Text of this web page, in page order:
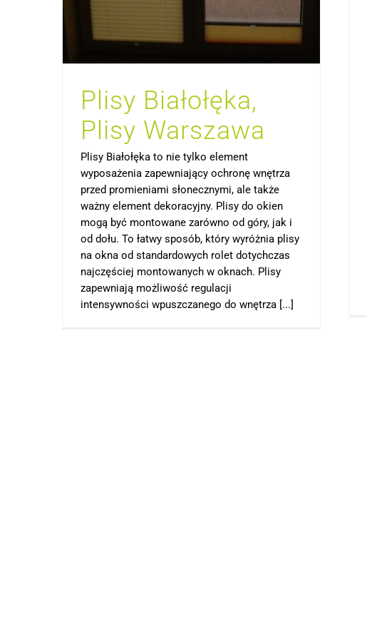
Plisy Białołęka,
Plisy Warszawa
Plisy Białołęka to nie tylko element
wyposażenia zapewniający ochronę wnętrza
przed promieniami słonecznymi, ale także
ważny element dekoracyjny. Plisy do okien
mogą być montowane zarówno od góry, jak i
od dołu. To łatwy sposób, który wyróżnia plisy
na okna od standardowych rolet dotychczas
najczęściej montowanych w oknach. Plisy
zapewniają możliwość regulacji
intensywności wpuszczanego do wnętrza [...]